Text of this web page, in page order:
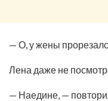
— О, у жены
Лена даже не
— Наедине, —